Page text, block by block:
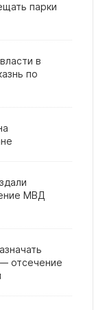
парки
в
по
МВД
отсечение